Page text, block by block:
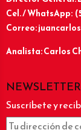
Cel. / WhatsApp:
Correo:
Analista: Carlos
NEWSLETTER
Suscríbete y